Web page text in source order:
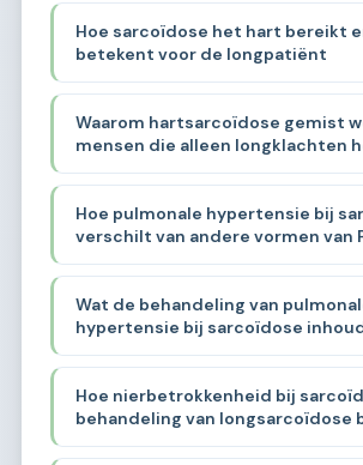
Hoe sarcoïdose het hart bereikt
betekent voor de longpatiënt
Waarom hartsarcoïdose gemist
mensen die alleen longklachten
Hoe pulmonale hypertensie bij
verschilt van andere vormen van
Wat de behandeling van
hypertensie bij sarcoïdose
Hoe nierbetrokkenheid bij
behandeling van longsarcoïdose